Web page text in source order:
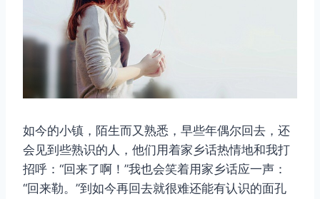
如今的小镇，陌生而又熟悉，早些年偶尔回去，还
会见到些熟识的人，他们用着家乡话热情地和我打
招呼：“回来了啊！”我也会笑着用家乡话应一声：
“回来勒。”到如今再回去就很难还能有认识的面孔